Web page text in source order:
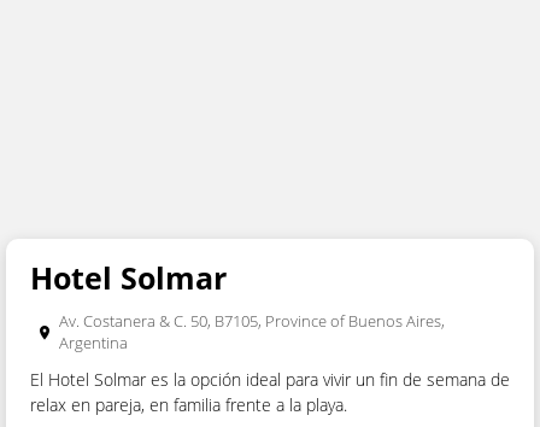
CONSULTA
Hotel Solmar
Av. Costanera & C. 50, B7105, Province of Buenos Aires,
Argentina
El Hotel Solmar es la opción ideal para vivir un fin de semana de
relax en pareja, en familia frente a la playa.